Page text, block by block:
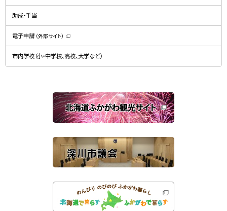
で
す
ン
で
す
）
助成・手当
電子申請 （外部サイト）
新
規
ウ
ン
開
き
ま
す
）
市内学校（小・中学校、高校、大学など）